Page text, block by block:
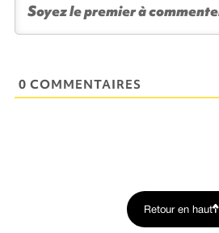
0 COMMENTAIRES
Retour en haut